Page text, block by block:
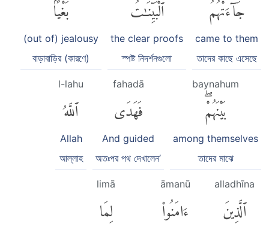
جَآءَتْهُمُ
came to them
তাদের কাছে এসেছে
ٱلْبَيِّنَٰتُ
the clear proofs
স্পষ্ট নিদর্শনগুলো
بَغْيًۢا
(out of) jealousy
বাড়াবাড়ির (কারণে)
baynahum
بَيْنَهُمْۖ
among themselves
তাদের মাঝে
fahadā
فَهَدَى
And guided
অতঃপর পথ দেখালেন’
l-lahu
ٱللَّهُ
Allah
আল্লাহ
alladhīna
ٱلَّذِينَ
āmanū
ءَامَنُوا۟
limā
لِمَا